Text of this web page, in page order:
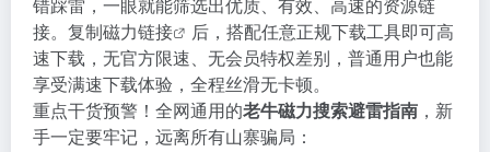
接。复制磁力链接
后，搭配任意正规下载工具即可高
速下载，无官方限速、无会员特权差别，普通用户也能
享受满速下载体验，全程丝滑无卡顿。
重点干货预警！全网通用的老牛磁力搜索避雷指南 ，新
手一定要牢记，远离所有山寨骗局：